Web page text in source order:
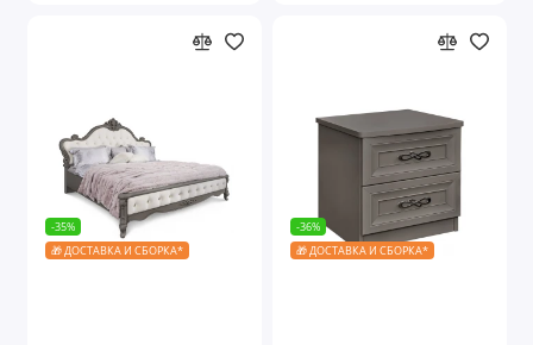
-35%
🎁 ДОСТАВКА И СБОРКА*
-36%
🎁 ДОСТАВКА И СБОРКА*